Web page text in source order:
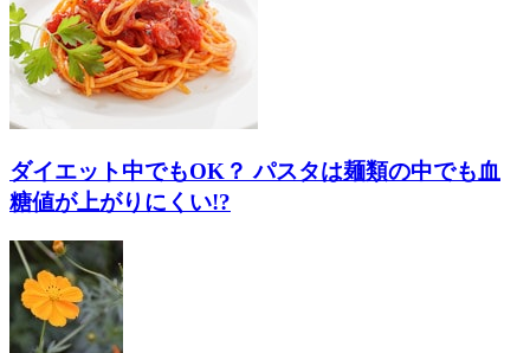
ダイエット中でもOK？ パスタは麺類の中でも血
糖値が上がりにくい!?